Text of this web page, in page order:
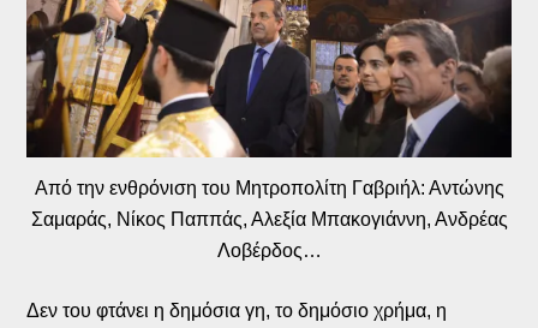
Από την ενθρόνιση του Μητροπολίτη Γαβριήλ: Αντώνης
Σαμαράς, Νίκος Παππάς, Αλεξία Μπακογιάννη, Ανδρέας
Λοβέρδος…
Δεν του φτάνει η δημόσια γη, το δημόσιο χρήμα, η